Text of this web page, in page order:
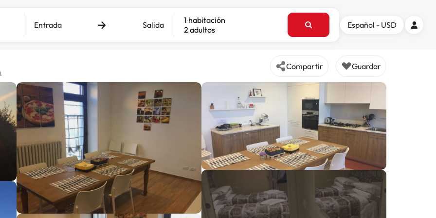
Entrada Salida
1 habitación
2 adultos
Español - USD
Compartir Guardar